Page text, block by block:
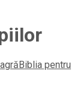
Biblia pentru